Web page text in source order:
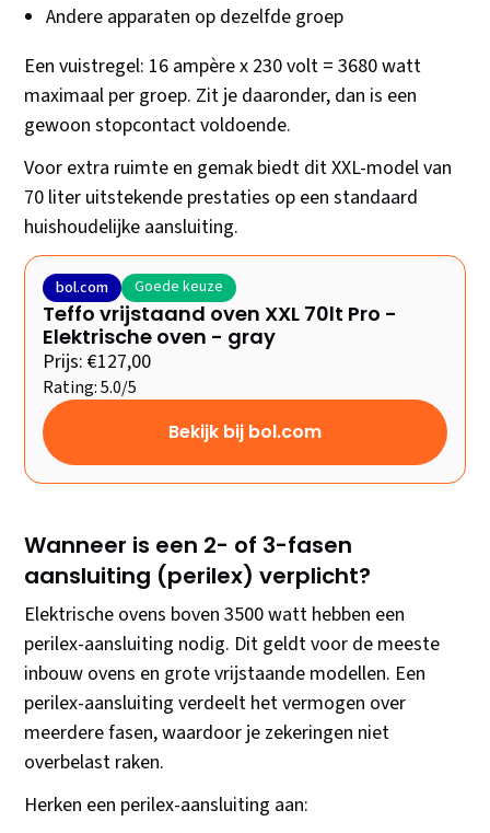
Andere apparaten op dezelfde groep
Een vuistregel: 16 ampère x 230 volt = 3680 watt
maximaal per groep. Zit je daaronder, dan is een
gewoon stopcontact voldoende.
Voor extra ruimte en gemak biedt dit XXL-model van
70 liter uitstekende prestaties op een standaard
huishoudelijke aansluiting.
bol.com Goede keuze
Teffo vrijstaand oven XXL 70lt Pro -
Elektrische oven - gray
Prijs: €127,00
Rating: 5.0/5
Bekijk bij bol.com
Wanneer is een 2- of 3-fasen
aansluiting (perilex) verplicht?
Elektrische ovens boven 3500 watt hebben een
perilex-aansluiting nodig. Dit geldt voor de meeste
inbouw ovens en grote vrijstaande modellen. Een
perilex-aansluiting verdeelt het vermogen over
meerdere fasen, waardoor je zekeringen niet
overbelast raken.
Herken een perilex-aansluiting aan: